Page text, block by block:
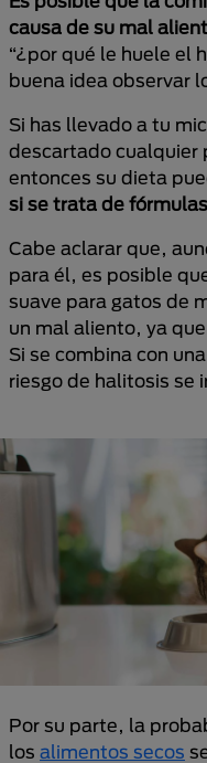
causa de su mal
“¿por qué le huele el
buena idea observar
Si has llevado a tu
descartado cualquier
entonces su dieta
si se trata de
Cabe aclarar que,
para él, es posible
suave para gatos de
un mal aliento, ya que
Si se combina con
riesgo de halitosis se
Por su parte, la
los alimentos secos